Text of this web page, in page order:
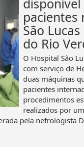
disponível
pacientes
São
do Rio
O Hospital São
com serviço de
duas máquinas
pacientes
procedimentos
realizados por
pela nefrologista